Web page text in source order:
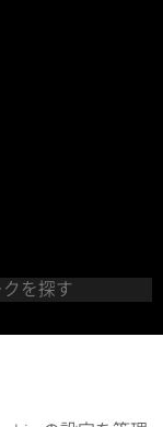
を探す